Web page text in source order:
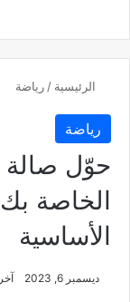
الرئيسية / رياضة
رياضة
حوّل صالة
الخاصة
الأساسية
ديسمبر 6, 2023 آخر